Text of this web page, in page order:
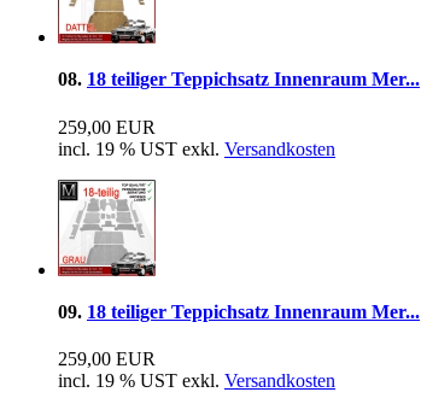
08. 18 teiliger Teppichsatz Innenraum Mer...
259,00 EUR
incl. 19 % UST exkl. Versandkosten
09. 18 teiliger Teppichsatz Innenraum Mer...
259,00 EUR
incl. 19 % UST exkl. Versandkosten